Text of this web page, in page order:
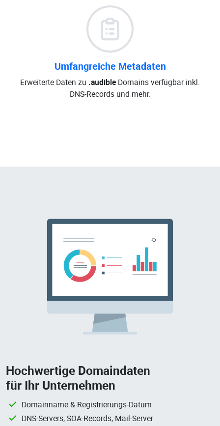
Umfangreiche Metadaten
Erweiterte Daten zu .audible Domains verfügbar inkl.
DNS-Records und mehr.
Hochwertige Domaindaten
für Ihr Unternehmen
Domainname & Registrierungs-Datum
DNS-Servers, SOA-Records, Mail-Server